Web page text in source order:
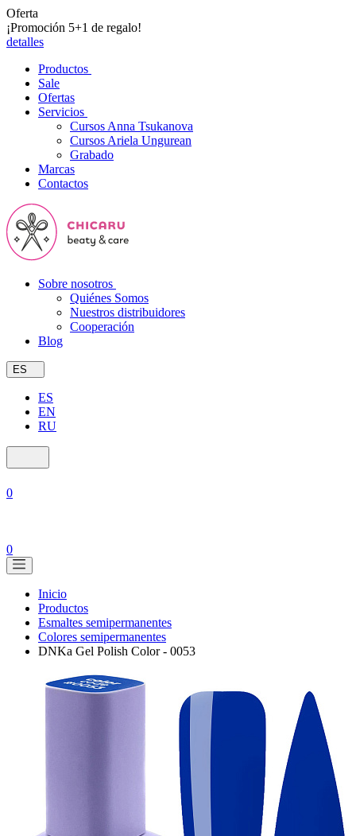
Oferta
¡Promoción 5+1 de regalo!
detalles
Productos
Sale
Ofertas
Servicios
Cursos Anna Tsukanova
Cursos Ariela Ungurean
Grabado
Marcas
Contactos
Sobre nosotros
Quiénes Somos
Nuestros distribuidores
Cooperación
Blog
ES
ES
EN
RU
0
0
Inicio
Productos
Esmaltes semipermanentes
Colores semipermanentes
DNKa Gel Polish Color - 0053